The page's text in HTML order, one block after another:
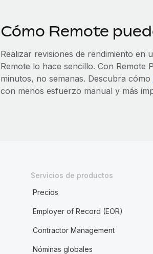
Cómo Remote
Realizar revisiones de rendimiento en
Remote lo hace sencillo. Con Remote
minutos, no semanas. Descubra cómo
con menos esfuerzo manual y más
Servicios de productos
Precios
Employer of Record (EOR)
Contractor Management
Nóminas globales